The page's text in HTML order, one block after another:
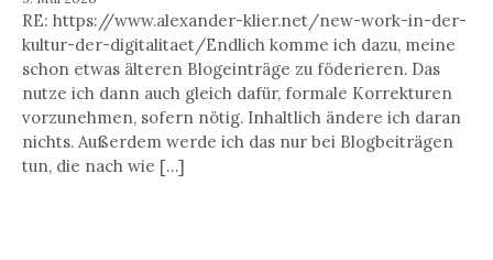
RE: https://www.alexander-klier.net/new-work-in-der-
kultur-der-digitalitaet/Endlich komme ich dazu, meine
schon etwas älteren Blogeinträge zu föderieren. Das
nutze ich dann auch gleich dafür, formale Korrekturen
vorzunehmen, sofern nötig. Inhaltlich ändere ich daran
nichts. Außerdem werde ich das nur bei Blogbeiträgen
tun, die nach wie […]